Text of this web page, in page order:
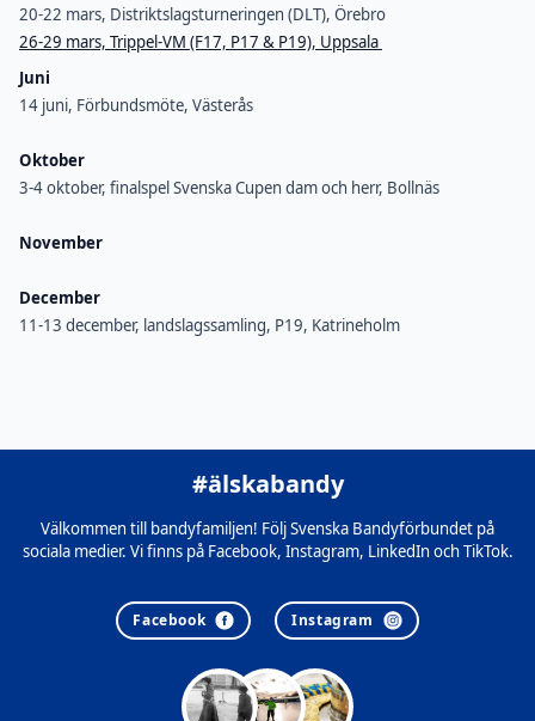
20-22 mars, Distriktslagsturneringen (DLT), Örebro
26-29 mars, Trippel-VM (F17, P17 & P19), Uppsala
Juni
14 juni, Förbundsmöte, Västerås
Oktober
3-4 oktober, finalspel Svenska Cupen dam och herr, Bollnäs
November
December
11-13 december, landslagssamling, P19, Katrineholm
#älskabandy
Välkommen till bandyfamiljen! Följ Svenska Bandyförbundet på
sociala medier. Vi finns på Facebook, Instagram, LinkedIn och TikTok.
Facebook Instagram